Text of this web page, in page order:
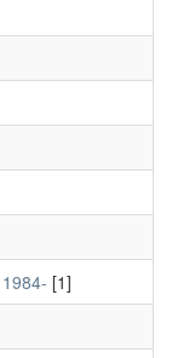
[1]